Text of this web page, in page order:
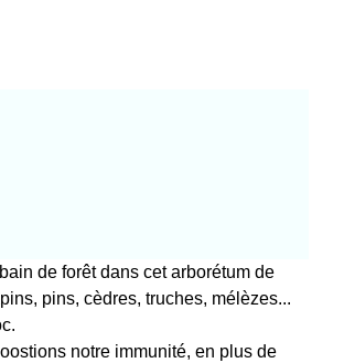
de forêt dans cet arborétum de
pins, cèdres, truches, mélèzes...
notre immunité, en plus de